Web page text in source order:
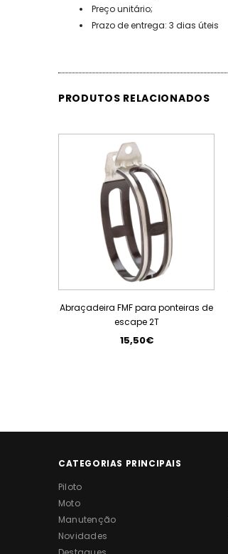
Preço unitário;
Prazo de entrega: 3 dias úteis
PRODUTOS RELACIONADOS
Abraçadeira FMF para ponteiras de
escape 2T
15,50€
CATEGORIAS PRINCIPAIS
Piloto
Moto
Manutenção
Novidades